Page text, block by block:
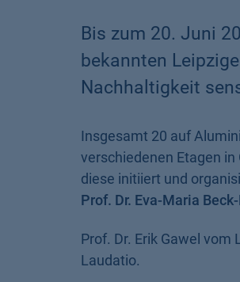
Bis zum 20. Juni
bekannten
Nachhaltigkeit
Insgesamt 20 auf
verschiedenen Etagen
diese initiiert und
Prof. Dr. Eva-Maria
Prof. Dr. Erik Gawel
Laudatio.